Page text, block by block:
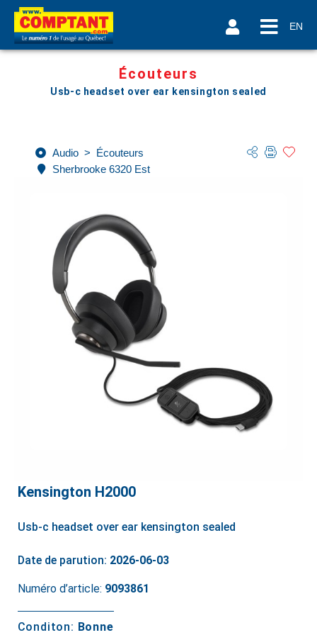
EN
Écouteurs
Usb-c headset over ear kensington sealed
Audio > Écouteurs
Sherbrooke 6320 Est
Kensington H2000
Usb-c headset over ear kensington sealed
Date de parution: 2026-06-03
Numéro d’article: 9093861
Conditon: Bonne